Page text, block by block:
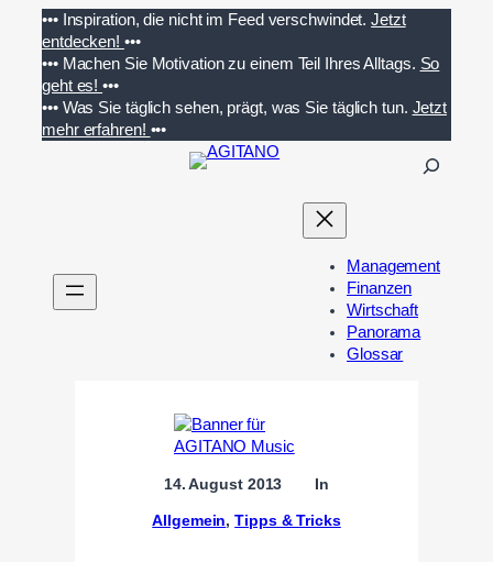
Inhalt
springen
••• Inspiration, die nicht im Feed verschwindet. Jetzt
entdecken! •••
••• Machen Sie Motivation zu einem Teil Ihres Alltags. So
geht es!•••
••• Was Sie täglich sehen, prägt, was Sie täglich tun. Jetzt
mehr erfahren! •••
n
Management
Finanzen
Wirtschaft
Panorama
Glossar
14. August 2013 In
Allgemein, Tipps & Tricks